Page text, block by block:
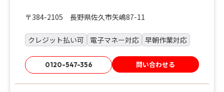
〒384-2105 長野県佐久市矢嶋87-11
クレジット払い可 電子マネー対応 早朝作業対応
0120-547-356 問い合わせる